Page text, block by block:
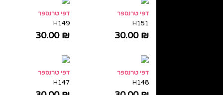
דפי טרנספר
H151
30.00 ₪
דפי טרנספר
H149
30.00 ₪
דפי טרנספר
H148
דפי טרנספר
H147